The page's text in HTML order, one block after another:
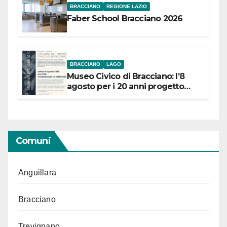
BRACCIANO REGIONE LAZIO
Faber School Bracciano 2026
BRACCIANO LAGO
Museo Civico di Bracciano: l’8
agosto per i 20 anni progetto
Comuni
Anguillara
Bracciano